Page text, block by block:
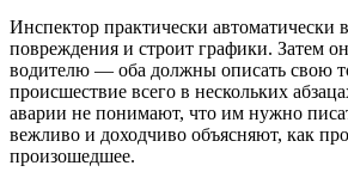
Инспектор практически автоматически
повреждения и строит графики. Затем
водителю — оба должны описать свою
происшествие всего в нескольких
аварии не понимают, что им нужно
вежливо и доходчиво объясняют, как
произошедшее.